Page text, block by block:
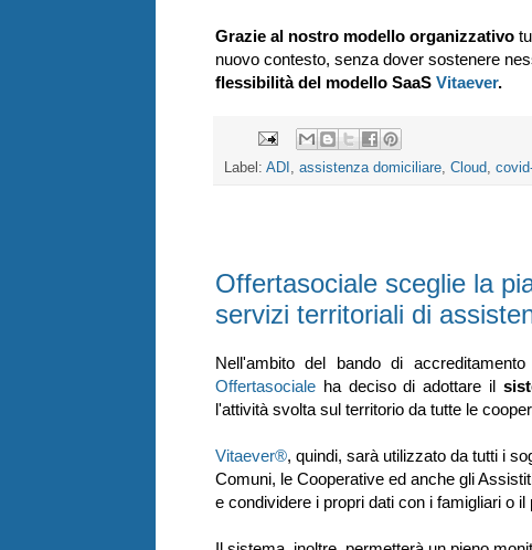
Grazie al nostro modello organizzativo
nuovo contesto, senza dover sostenere
flessibilità del modello SaaS Vitaever.
Label: ADI , assistenza domiciliare, Cloud,
Offertasociale sceglie la
servizi territoriali di
Nell'ambito del bando di
Offertasociale ha deciso di adottare il
l'attività svolta sul territorio da tutte le
Vitaever®, quindi, sarà utilizzato da tutti i
Comuni, le Cooperative ed anche gli
e condividere i propri dati con i famigliari o